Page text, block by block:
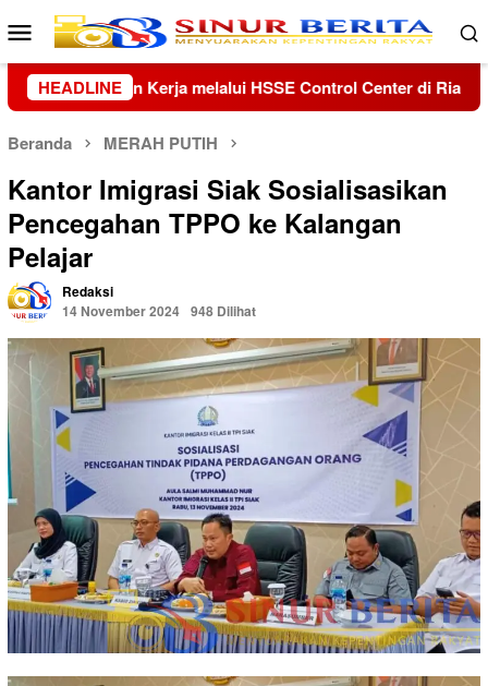
Loncat
ke
konten
Menu
Mobile
HEADLINE
di Riau dan Kepri Kolaborasi Lanud Sjamsudin
Beranda MERAH PUTIH
Kantor Imigrasi Siak Sosialisasikan
Pencegahan TPPO ke Kalangan
Pelajar
Redaksi
14 November 2024 948 Dilihat